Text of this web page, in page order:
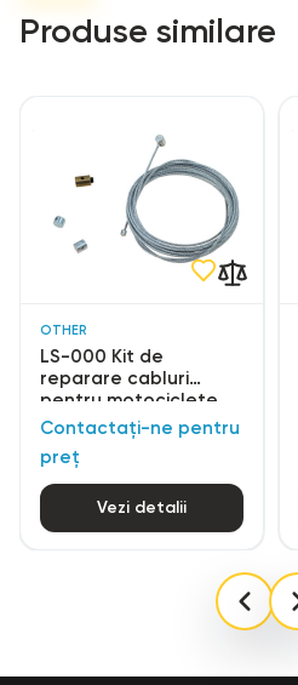
Produse similare
OTHER
LS-000 Kit de
reparare cabluri
pentru motociclete
Contactați-ne pentru
preț
Vezi detalii